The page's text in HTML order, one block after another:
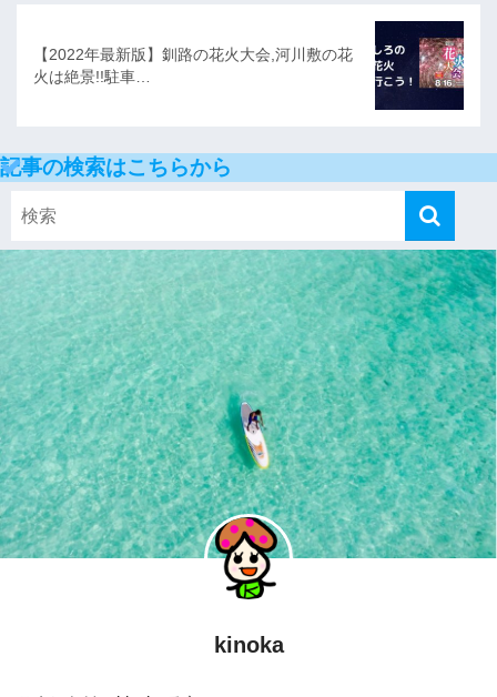
【2022年最新版】釧路の花火大会,河川敷の花
火は絶景!!駐車…
記事の検索はこちらから
kinoka